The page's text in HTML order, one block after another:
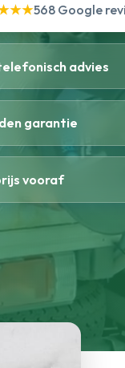
568 Google
advies
garantie
vooraf